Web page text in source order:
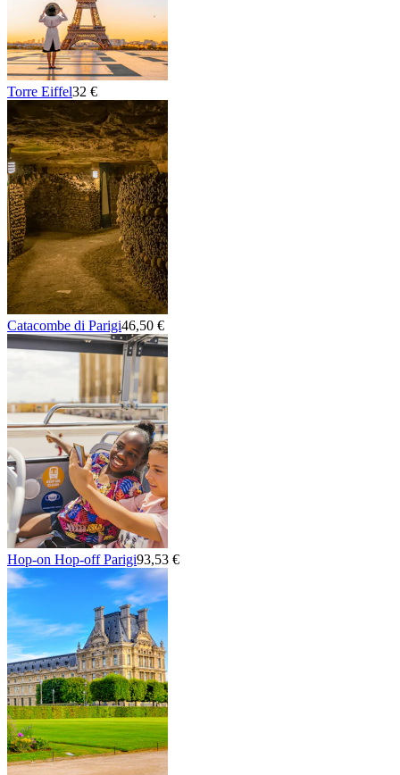
Torre Eiffel32 €
Catacombe di Parigi46,50 €
Hop-on Hop-off Parigi93,53 €